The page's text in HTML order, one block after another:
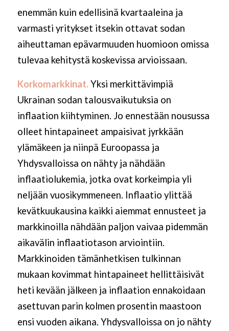
enemmän kuin edellisinä kvartaaleina ja
varmasti yritykset itsekin ottavat sodan
aiheuttaman epävarmuuden huomioon omissa
tulevaa kehitystä koskevissa arvioissaan.
Korkomarkkinat.Yksi merkittävimpiä
Ukrainan sodan talousvaikutuksia on
inflaation kiihtyminen. Jo ennestään nousussa
olleet hintapaineet ampaisivat jyrkkään
ylämäkeen ja niinpä Euroopassa ja
Yhdysvalloissa on nähty ja nähdään
inflaatiolukemia, jotka ovat korkeimpia yli
neljään vuosikymmeneen. Inflaatio ylittää
kevätkuukausina kaikki aiemmat ennusteet ja
markkinoilla nähdään paljon vaivaa pidemmän
aikavälin inflaatiotason arviointiin.
Markkinoiden tämänhetkisen tulkinnan
mukaan kovimmat hintapaineet hellittäisivät
heti kevään jälkeen ja inflaation ennakoidaan
asettuvan parin kolmen prosentin maastoon
ensi vuoden aikana. Yhdysvalloissa on jo nähty